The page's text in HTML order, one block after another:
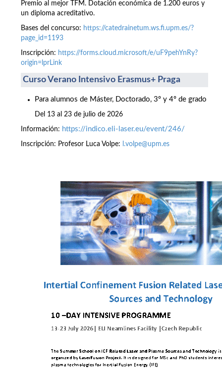
Premio al mejor TFM. Dotación económica de 1.200 euros y
un diploma acreditativo.
Bases del concurso: https://catedrainetum.ws.fi.upm.es/?
page_id=1193
Inscripción: https://forms.cloud.microsoft/e/uF9pehYnRy?
origin=lprLink
Curso Verano Intensivo Erasmus+ Praga
Para alumnos de Máster, Doctorado, 3º y 4º de grado
Del 13 al 23 de julio de 2026
Información: https://indico.eli-laser.eu/event/246/
Inscripción: Profesor Luca Volpe: l.volpe@upm.es